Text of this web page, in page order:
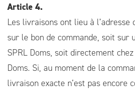
Article 4.
Les livraisons ont lieu à
sur le bon de commande, soit sur
SPRL Doms, soit directement
Doms. Si, au moment de la
livraison exacte n’est pas encore